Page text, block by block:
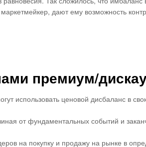
дают ему возможность
премиум/
использовать ценовой дисбаланс в
от фундаментальных событий и
на покупку и продажу на рынке в